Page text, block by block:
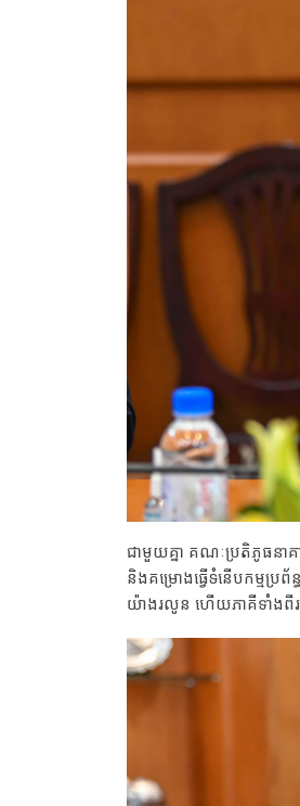
ជាមួយគ្នា គណៈប្រតិភូធនាគ
និងគម្រោងធ្វើទំនើបកម្មប្រ
យ៉ាងរលូន ហើយភាគីទាំងពីរប